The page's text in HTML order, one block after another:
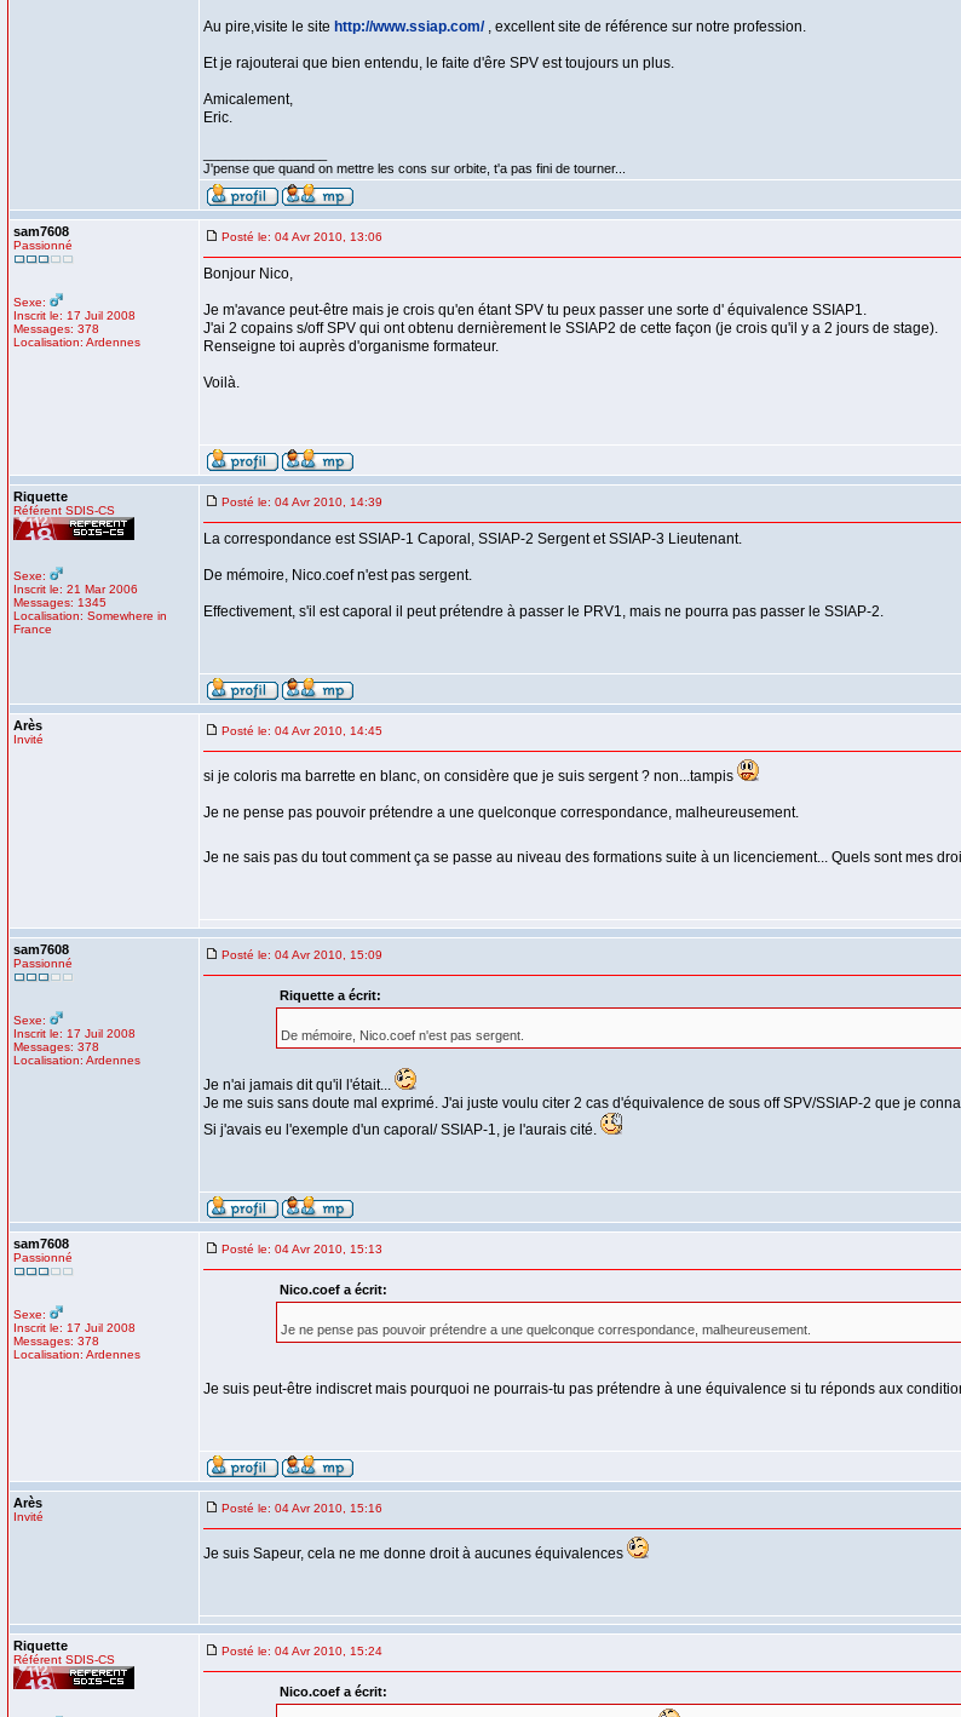
Au pire,visite le site http://www.ssiap.com/, excellent site de référence sur notre profession.
Et je rajouterai que bien entendu, le faite d'êre SPV est toujours un plus.
Amicalement,
Eric.
J'pense que quand on mettre les cons sur orbite, t'a pas fini de tourner...
sam7608
Passionné
Sexe:
Inscrit le: 17 Juil 2008
Messages: 378
Localisation: Ardennes
Posté le: 04 Avr 2010, 13:06
Bonjour Nico,
Je m'avance peut-être mais je crois qu'en étant SPV tu peux passer une sorte d' équivalence SSIAP1.
J'ai 2 copains s/off SPV qui ont obtenu dernièrement le SSIAP2 de cette façon (je crois qu'il y a 2 jours de stage).
Renseigne toi auprès d'organisme formateur.
Voilà.
Riquette
Référent SDIS-CS
Sexe:
Inscrit le: 21 Mar 2006
Messages: 1345
Localisation: Somewhere in
France
Posté le: 04 Avr 2010, 14:39
La correspondance est SSIAP-1 Caporal, SSIAP-2 Sergent et SSIAP-3 Lieutenant.
De mémoire, Nico.coef n'est pas sergent.
Effectivement, s'il est caporal il peut prétendre à passer le PRV1, mais ne pourra pas passer le SSIAP-2.
Arès
Invité
Posté le: 04 Avr 2010, 14:45
si je coloris ma barrette en blanc, on considère que je suis sergent ? non...tampis
Je ne pense pas pouvoir prétendre a une quelconque correspondance, malheureusement.
Je ne sais pas du tout comment ça se passe au niveau des formations suite à un licenciement... Quels sont mes
sam7608
Passionné
Sexe:
Inscrit le: 17 Juil 2008
Messages: 378
Localisation: Ardennes
Posté le: 04 Avr 2010, 15:09
Riquette a écrit:
De mémoire, Nico.coef n'est pas sergent.
Je n'ai jamais dit qu'il l'était...
Je me suis sans doute mal exprimé. J'ai juste voulu citer 2 cas d'équivalence de sous off SPV/SSIAP-2 que je
Si j'avais eu l'exemple d'un caporal/ SSIAP-1, je l'aurais cité.
sam7608
Passionné
Sexe:
Inscrit le: 17 Juil 2008
Messages: 378
Localisation: Ardennes
Posté le: 04 Avr 2010, 15:13
Nico.coef a écrit:
Je ne pense pas pouvoir prétendre a une quelconque correspondance, malheureusement.
Je suis peut-être indiscret mais pourquoi ne pourrais-tu pas prétendre à une équivalence si tu réponds aux
Arès
Invité
Posté le: 04 Avr 2010, 15:16
Je suis Sapeur, cela ne me donne droit à aucunes équivalences
Riquette
Référent SDIS-CS
Posté le: 04 Avr 2010, 15:24
Nico.coef a écrit: